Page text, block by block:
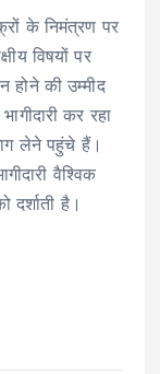
के निमंत्रण पर
विषयों पर
होने की उम्मीद
कर रहा
लेने पहुंचे हैं।
वैश्विक
दर्शाती है।